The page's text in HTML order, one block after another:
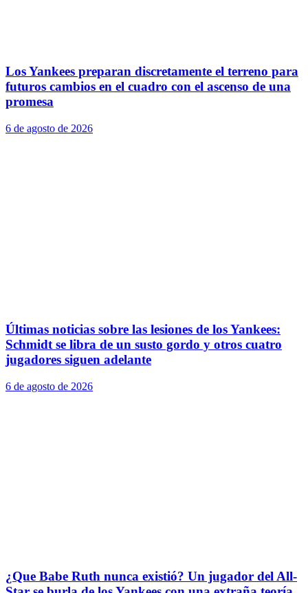
Los Yankees preparan discretamente el terreno para
futuros cambios en el cuadro con el ascenso de una
promesa
6 de agosto de 2026
Últimas noticias sobre las lesiones de los Yankees:
Schmidt se libra de un susto gordo y otros cuatro
jugadores siguen adelante
6 de agosto de 2026
¿Que Babe Ruth nunca existió? Un jugador del All-